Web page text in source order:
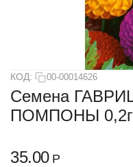
КОД: 00-00014626
Семена
ПОМПОНЫ 0,2г
35.00 Р